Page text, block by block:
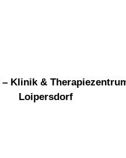
– Klinik &
Loipersdorf